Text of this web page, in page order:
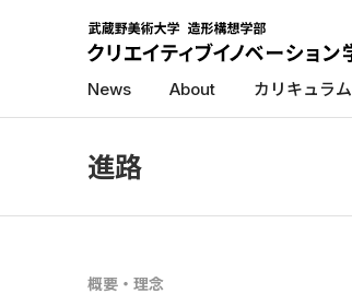
News About カリキュラム
進路
概要・理念